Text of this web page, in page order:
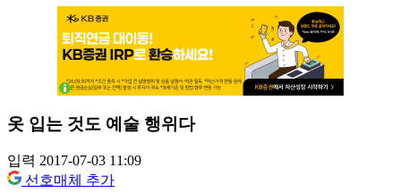
옷 입는 것도 예술 행위다
입력 2017-07-03 11:09
선호매체 추가